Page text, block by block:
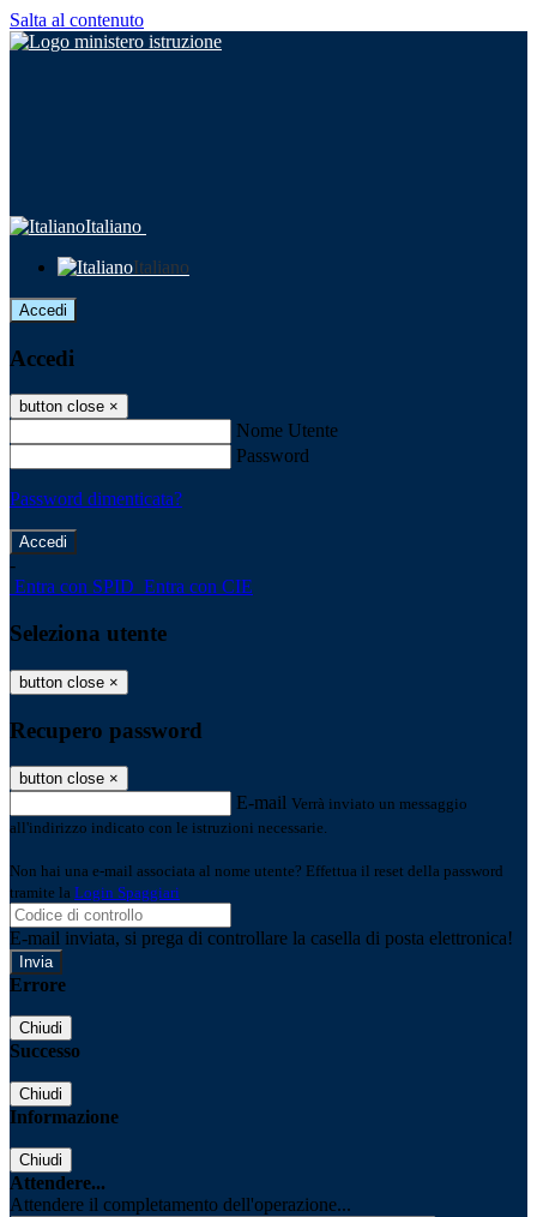
Salta al contenuto
Italiano
Italiano
Accedi
Accedi
button close ×
Nome Utente
Password
Password dimenticata?
-
Entra con SPID Entra con CIE
Seleziona utente
button close ×
Recupero password
button close ×
E-mail Verrà inviato un messaggio
all'indirizzo indicato con le istruzioni necessarie.
Non hai una e-mail associata al nome utente? Effettua il reset della password
tramite la Login Spaggiari
E-mail inviata, si prega di controllare la casella di posta elettronica!
Errore
Chiudi
Successo
Chiudi
Informazione
Chiudi
Attendere...
Attendere il completamento dell'operazione...